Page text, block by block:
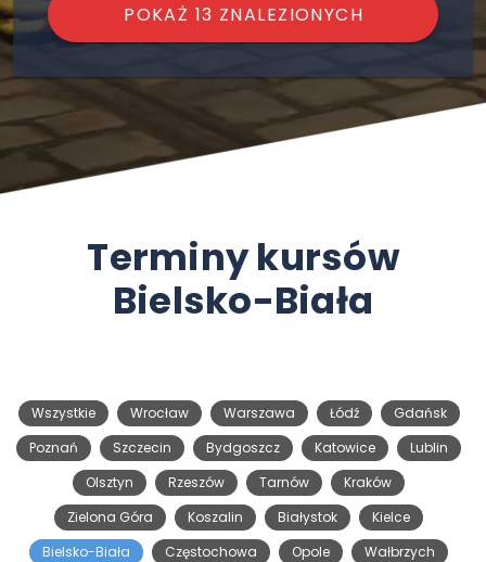
POKAŻ 13 ZNALEZIONYCH
Terminy kursów
Bielsko-Biała
Wszystkie Wrocław Warszawa Łódź
Gdańsk
Poznań
Szczecin Bydgoszcz Katowice
Lublin
Olsztyn
Rzeszów Tarnów
Kraków
Zielona Góra
Koszalin Białystok
Kielce
Bielsko-Biała
Częstochowa Opole
Wałbrzych